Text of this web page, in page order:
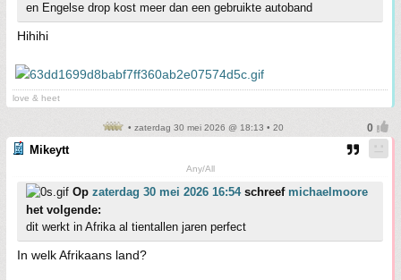
en Engelse drop kost meer dan een gebruikte autoband
Hihihi
love & heet
• zaterdag 30 mei 2026 @ 18:13 • 20
Mikeytt
Any/All
Op zaterdag 30 mei 2026 16:54schreef michaelmoore
het volgende:
dit werkt in Afrika al tientallen jaren perfect
In welk Afrikaans land?